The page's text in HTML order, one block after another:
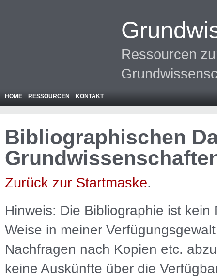
Ressourcen
HOME RESSOURCEN KONTAKT
Bibliographischen
Zurück zur Startmaske.
Hinweis: Die Bibliographie ist kein
Weise in meiner
Nachfragen nach Kopien etc.
keine Auskünfte über die